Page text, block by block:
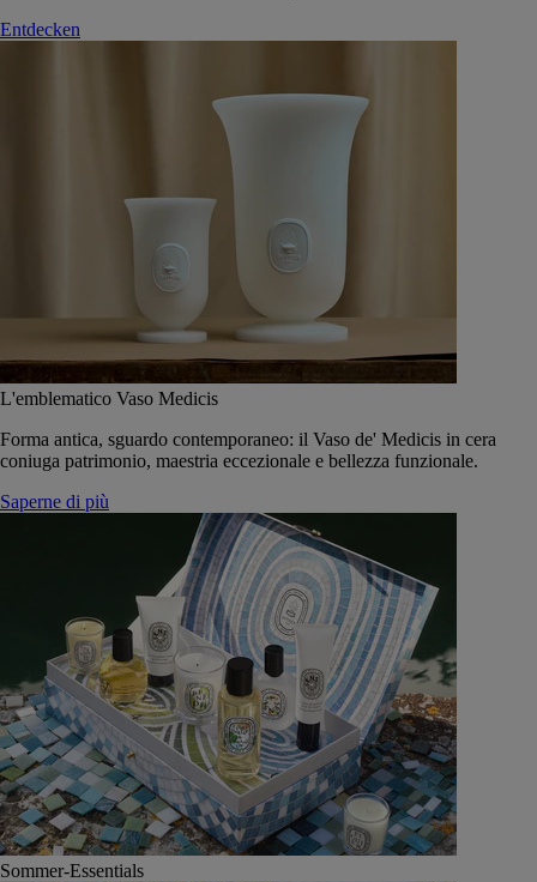
Entdecken
L'emblematico Vaso Medicis
Forma antica, sguardo contemporaneo: il Vaso de' Medicis in cera
coniuga patrimonio, maestria eccezionale e bellezza funzionale.
Saperne di più
Sommer-Essentials